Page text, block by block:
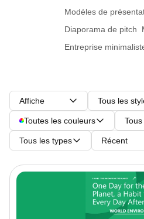
Modèles de
Diaporama de pitch
Entreprise
Affiche Tous les
Toutes les couleurs
Tous les types Récent